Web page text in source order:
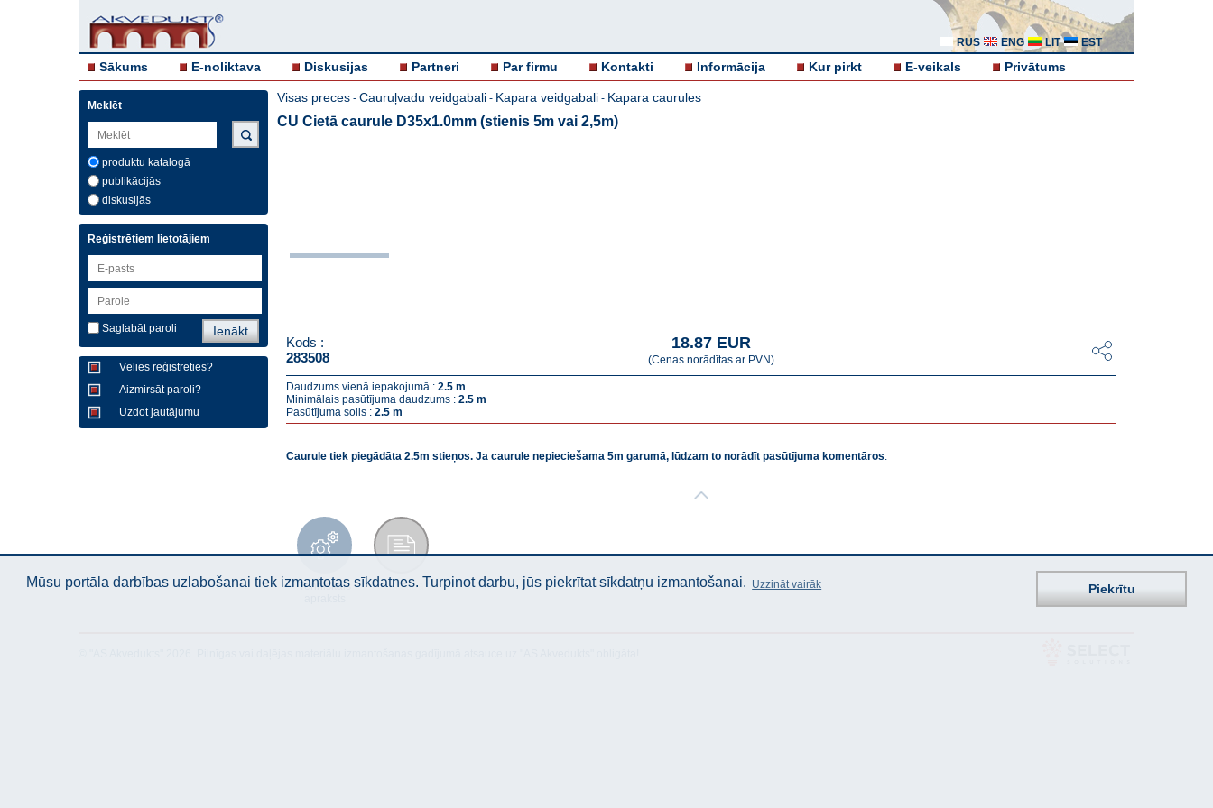
RUS ENG LIT EST
Sākums E-noliktava Diskusijas Partneri Par firmu Kontakti Informācija Kur pirkt E-veikals Privātums
Meklēt
produktu katalogā
publikācijās
diskusijās
Reģistrētiem lietotājiem
Saglabāt paroli
Vēlies reģistrēties?
Aizmirsāt paroli?
Uzdot jautājumu
Visas preces - Cauruļvadu veidgabali - Kapara veidgabali - Kapara caurules
CU Cietā caurule D35x1.0mm (stienis 5m vai 2,5m)
Kods :
283508
18.87 EUR
(Cenas norādītas ar PVN)
Daudzums vienā iepakojumā : 2.5 m
Minimālais pasūtījuma daudzums : 2.5 m
Pasūtījuma solis : 2.5 m
Caurule tiek piegādāta 2.5m stieņos. Ja caurule nepieciešama 5m garumā, lūdzam to norādīt pasūtījuma komentāros.
Tehniskais
Atbilstība
Mūsu portāla darbības uzlabošanai tiek izmantotas sīkdatnes. Turpinot darbu, jūs piekrītat sīkdatņu izmantošanai. Uzzināt vairāk Piekrītu